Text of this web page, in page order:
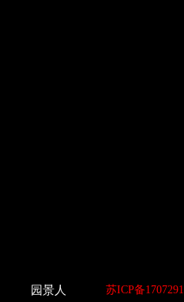
园景人 苏ICP备